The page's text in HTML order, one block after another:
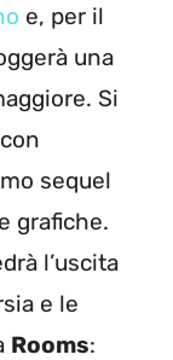
e, per il
una
Si
sequel
grafiche.
l’uscita
e le
Rooms: